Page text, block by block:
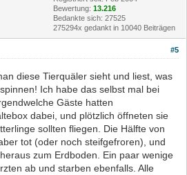
Bewertung: 13.216
Bedankte sich: 27525
275294x gedankt in 10040 Beiträgen
#5
diese Tierquäler sieht und liest, was
Ich habe das selbst mal bei
Gäste hatten
dabei, und plötzlich öffneten sie
sollten fliegen. Die Hälfte von
tot (oder noch steifgefroren), und
zum Erdboden. Ein paar wenige
ab und starben ebenfalls. Alle